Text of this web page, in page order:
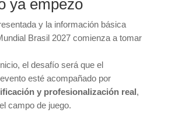
ya empezó
y la información básica
Brasil 2027 comienza a tomar
el desafío será que el
esté acompañado por
y profesionalización real,
campo de juego.